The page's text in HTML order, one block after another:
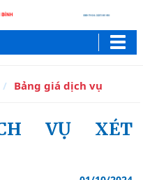
Bảng giá dịch vụ